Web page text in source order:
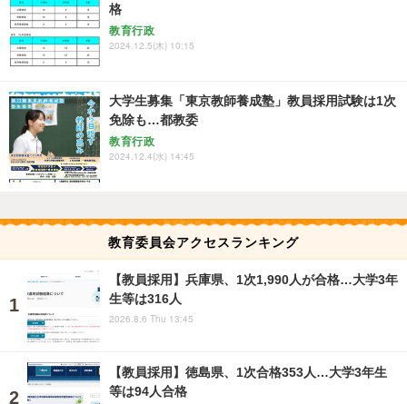
格
教育行政
2024.12.5(木) 10:15
大学生募集「東京教師養成塾」教員採用試験は1次
免除も…都教委
教育行政
2024.12.4(水) 14:45
教育委員会アクセスランキング
【教員採用】兵庫県、1次1,990人が合格…大学3年
生等は316人
2026.8.6 Thu 13:45
【教員採用】徳島県、1次合格353人…大学3年生
等は94人合格